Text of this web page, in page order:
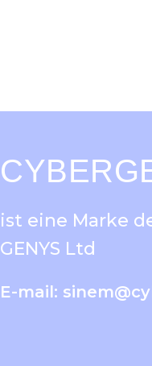
ist eine Marke
GENYS Ltd
E-mail: